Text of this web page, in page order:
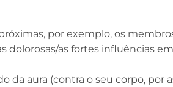
por exemplo, os
dolorosas/as fortes influências
da aura (contra o seu corpo, por